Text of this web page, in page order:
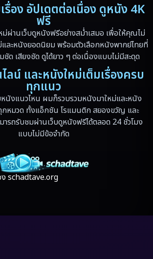
(6)
รัว (94)
าการ (89)
ตาซี (4)
(7)
รื่อง อัปเดตต่อเนื่อง ดูหนัง 4K
ฟรี
ผ่านเว็บดูหนังฟรีอย่างสม่ำเสมอ เพื่อให้คุณไม่
และหนังยอดนิยม พร้อมตัวเลือกหนังพากย์ไทยที่
ชัด เสียงชัด ดูได้ยาว ๆ ต่อเนื่องแบบไม่มีสะดุด
ลน์ และหนังใหม่เต็มเรื่องครบ
ทุกแนว
นังแนวไหน ผมก็รวบรวมหนังมาใหม่และหนัง
กหมวด ทั้งแอ็กชัน โรแมนติก สยองขวัญ และ
รถรับชมผ่านเว็บดูหนังฟรีได้ตลอด 24 ชั่วโมง
แบบไม่มีข้อจำกัด
schadtave.org